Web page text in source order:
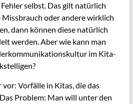
selbst. Das gilt natürlich
oder andere wirklich
dann können diese natürlich
werden. Aber wie kann man
im Kita-
Vorfälle in Kitas, die das
Problem: Man will unter den